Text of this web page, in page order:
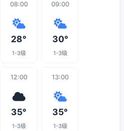
08:00
28°
1-3级
09:00
30°
1-3级
12:00
35°
1-3级
13:00
35°
1-3级